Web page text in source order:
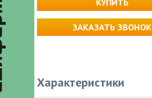
ЗАКАЗАТЬ ЗВОНОК
Характеристики